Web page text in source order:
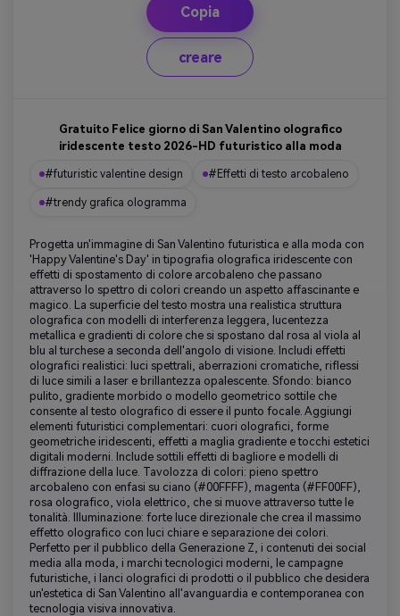
Copia
creare
Gratuito Felice giorno di San Valentino olografico
iridescente testo 2026-HD futuristico alla moda
#futuristic valentine design #Effetti di testo arcobaleno
#trendy grafica ologramma
Progetta un'immagine di San Valentino futuristica e alla moda con
'Happy Valentine's Day' in tipografia olografica iridescente con
effetti di spostamento di colore arcobaleno che passano
attraverso lo spettro di colori creando un aspetto affascinante e
magico. La superficie del testo mostra una realistica struttura
olografica con modelli di interferenza leggera, lucentezza
metallica e gradienti di colore che si spostano dal rosa al viola al
blu al turchese a seconda dell'angolo di visione. Includi effetti
olografici realistici: luci spettrali, aberrazioni cromatiche, riflessi
di luce simili a laser e brillantezza opalescente. Sfondo: bianco
pulito, gradiente morbido o modello geometrico sottile che
consente al testo olografico di essere il punto focale. Aggiungi
elementi futuristici complementari: cuori olografici, forme
geometriche iridescenti, effetti a maglia gradiente e tocchi estetici
digitali moderni. Include sottili effetti di bagliore e modelli di
diffrazione della luce. Tavolozza di colori: pieno spettro
arcobaleno con enfasi su ciano (#00FFFF), magenta (#FF00FF),
rosa olografico, viola elettrico, che si muove attraverso tutte le
tonalità. Illuminazione: forte luce direzionale che crea il massimo
effetto olografico con luci chiare e separazione dei colori.
Perfetto per il pubblico della Generazione Z, i contenuti dei social
media alla moda, i marchi tecnologici moderni, le campagne
futuristiche, i lanci olografici di prodotti o il pubblico che desidera
un'estetica di San Valentino all'avanguardia e contemporanea con
tecnologia visiva innovativa.